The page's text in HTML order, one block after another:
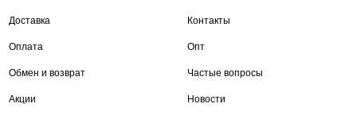
Доставка
Оплата
Обмен и возврат
Акции
Контакты
Опт
Частые вопросы
Новости